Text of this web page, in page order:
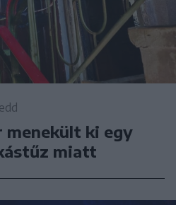
menekült ki egy
miatt